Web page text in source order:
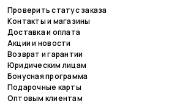
Проверить статус заказа
Контакты и магазины
Доставка и оплата
Акции и новости
Возврат и гарантии
Юридическим лицам
Бонусная программа
Подарочные карты
Оптовым клиентам